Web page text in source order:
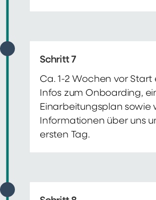
Schritt 7
Ca. 1-2 Wochen vor Start
Infos zum Onboarding,
Einarbeitungsplan sowie
Informationen über uns
ersten Tag.